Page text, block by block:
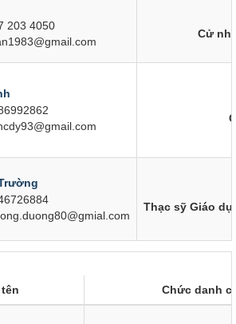
203 4050
Cử
Thạc sỹ Giáo
tên Chức danh